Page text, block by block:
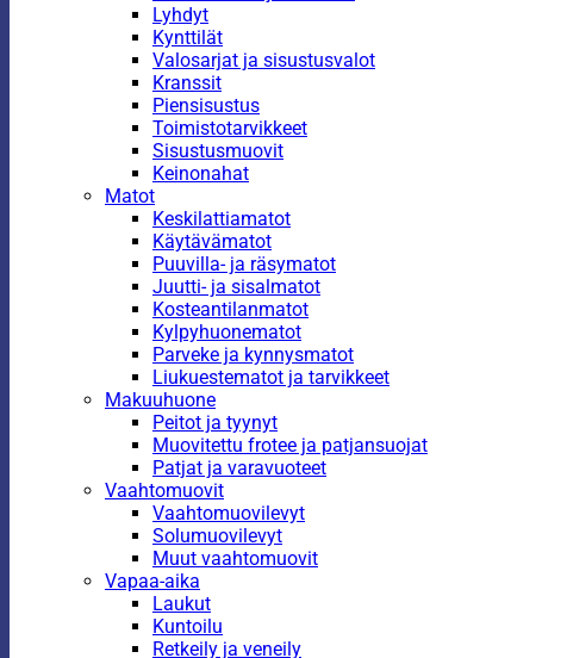
Lyhdyt
Kynttilät
Valosarjat ja sisustusvalot
Kranssit
Piensisustus
Toimistotarvikkeet
Sisustusmuovit
Keinonahat
Matot
Keskilattiamatot
Käytävämatot
Puuvilla- ja räsymatot
Juutti- ja sisalmatot
Kosteantilanmatot
Kylpyhuonematot
Parveke ja kynnysmatot
Liukuestematot ja tarvikkeet
Makuuhuone
Peitot ja tyynyt
Muovitettu frotee ja patjansuojat
Patjat ja varavuoteet
Vaahtomuovit
Vaahtomuovilevyt
Solumuovilevyt
Muut vaahtomuovit
Vapaa-aika
Laukut
Kuntoilu
Retkeily ja veneily